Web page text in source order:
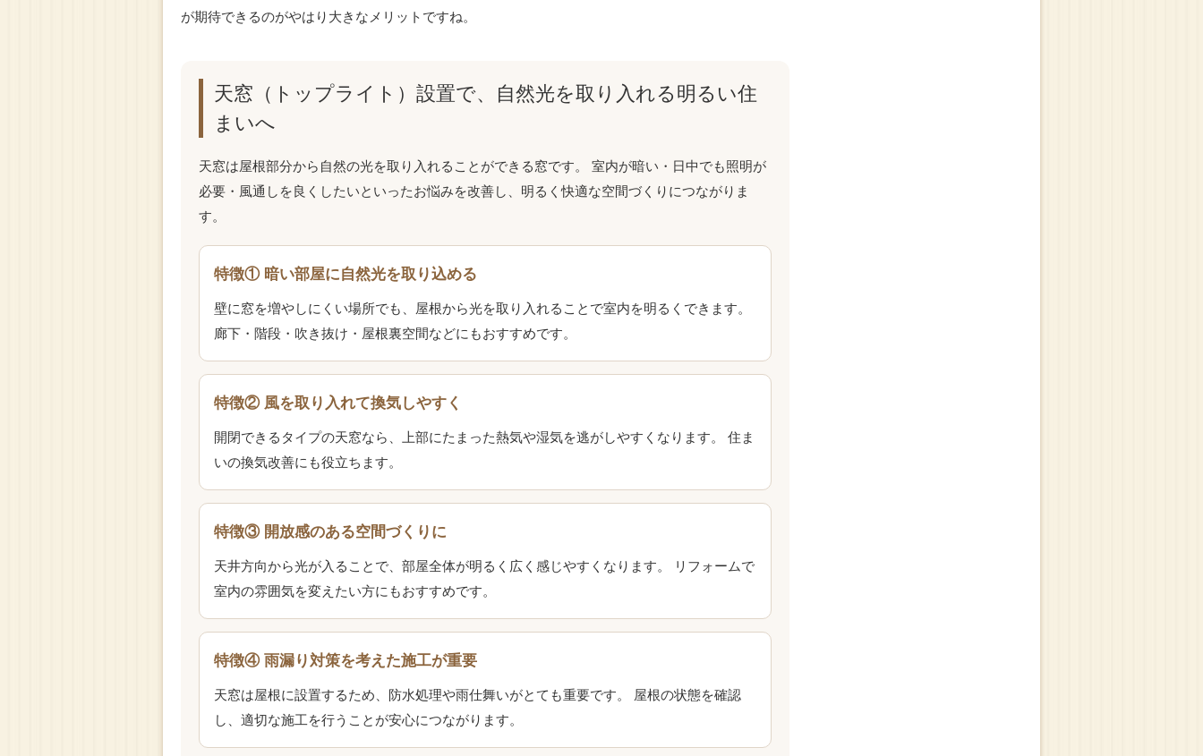
が期待できるのがやはり大きなメリットですね。
天窓（トップライト）設置で、自然光を取り入れる明るい住
まいへ
天窓は屋根部分から自然の光を取り入れることができる窓です。 室内が暗い・日中でも照明が
必要・風通しを良くしたいといったお悩みを改善し、明るく快適な空間づくりにつながりま
す。
特徴① 暗い部屋に自然光を取り込める
壁に窓を増やしにくい場所でも、屋根から光を取り入れることで室内を明るくできます。
廊下・階段・吹き抜け・屋根裏空間などにもおすすめです。
特徴② 風を取り入れて換気しやすく
開閉できるタイプの天窓なら、上部にたまった熱気や湿気を逃がしやすくなります。 住ま
いの換気改善にも役立ちます。
特徴③ 開放感のある空間づくりに
天井方向から光が入ることで、部屋全体が明るく広く感じやすくなります。 リフォームで
室内の雰囲気を変えたい方にもおすすめです。
特徴④ 雨漏り対策を考えた施工が重要
天窓は屋根に設置するため、防水処理や雨仕舞いがとても重要です。 屋根の状態を確認
し、適切な施工を行うことが安心につながります。